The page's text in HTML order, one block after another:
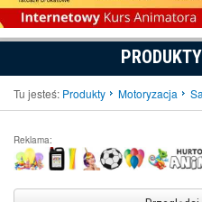
Tu jesteś: Produkty Motoryzacja
Reklama: